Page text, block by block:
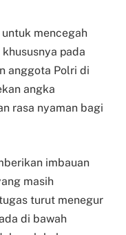
mencegah
pada
anggota Polri di
angka
rasa nyaman bagi
imbauan
masih
turut menegur
di bawah